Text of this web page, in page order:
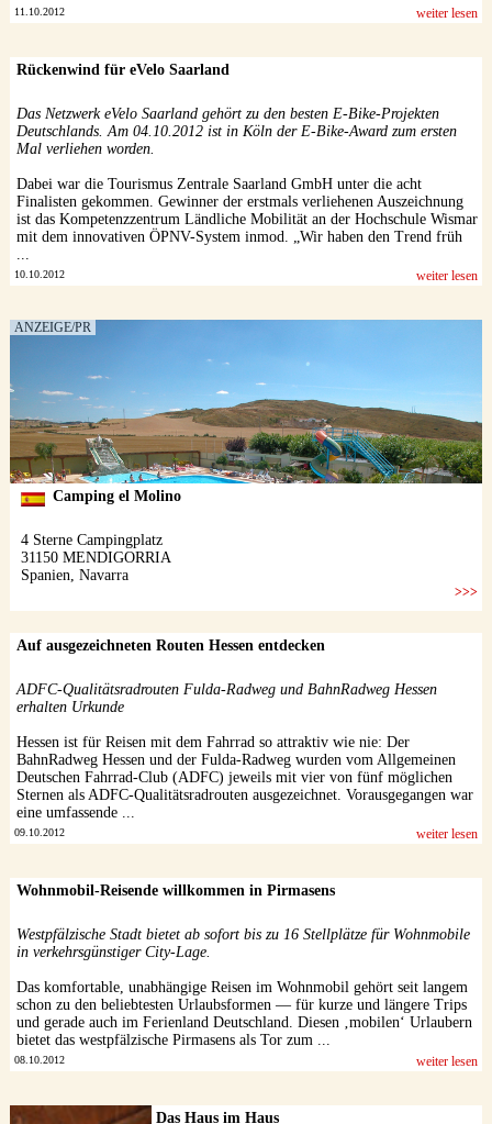
11.10.2012 weiter lesen
Rückenwind für eVelo Saarland
Das Netzwerk eVelo Saarland gehört zu den besten E-Bike-Projekten
Deutschlands. Am 04.10.2012 ist in Köln der E-Bike-Award zum ersten
Mal verliehen worden.
Dabei war die Tourismus Zentrale Saarland GmbH unter die acht
Finalisten gekommen. Gewinner der erstmals verliehenen Auszeichnung
ist das Kompetenzzentrum Ländliche Mobilität an der Hochschule Wismar
mit dem innovativen ÖPNV-System inmod. „Wir haben den Trend früh
10.10.2012 weiter lesen
Auf ausgezeichneten Routen Hessen entdecken
ADFC-Qualitätsradrouten Fulda-Radweg und BahnRadweg Hessen
erhalten Urkunde
Hessen ist für Reisen mit dem Fahrrad so attraktiv wie nie: Der
BahnRadweg Hessen und der Fulda-Radweg wurden vom Allgemeinen
Deutschen Fahrrad-Club (ADFC) jeweils mit vier von fünf möglichen
Sternen als ADFC-Qualitätsradrouten ausgezeichnet. Vorausgegangen war
eine umfassende ...
09.10.2012 weiter lesen
Wohnmobil-Reisende willkommen in Pirmasens
Westpfälzische Stadt bietet ab sofort bis zu 16 Stellplätze für Wohnmobile
in verkehrsgünstiger City-Lage.
Das komfortable, unabhängige Reisen im Wohnmobil gehört seit langem
schon zu den beliebtesten Urlaubsformen — für kurze und längere Trips
und gerade auch im Ferienland Deutschland. Diesen ‚mobilen‘ Urlaubern
bietet das westpfälzische Pirmasens als Tor zum ...
08.10.2012 weiter lesen
Das Haus im Haus